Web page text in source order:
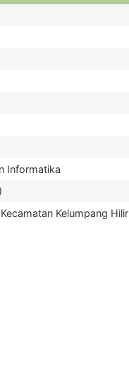
Informatika
Kelumpang Hilir